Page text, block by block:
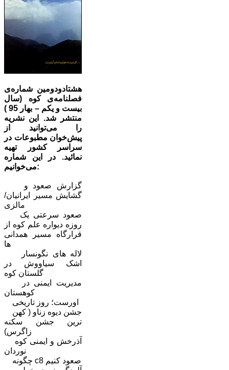
هشتادودومین شماره‌ی
فصلنامه‌ی کوه (سال
بیست و یکم – بهار 95 )
منتشر شد. این نشریه
را می‌توانید از
پیش‌خوان مطبوعات در
سراسر کشور تهیه
نمائید. در این شماره
می‌خوانیم:
گشایش مسیر ایرانیان/
مالزی
روزه دیواره علم کوه از
قرارگاه مسیر همدانی
ها
اشک سیاووش در
گلستان کوه
کوهستان
اورست؛ روز تاریخی
ترین جشن سکنه
زاگرس)
نوردان
چگونه c8 صعود کنیم